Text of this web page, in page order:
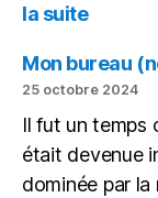
la suite:
une
macro
Mon bureau
25 octobre 2024
Il fut un temps
était devenue
dominée par